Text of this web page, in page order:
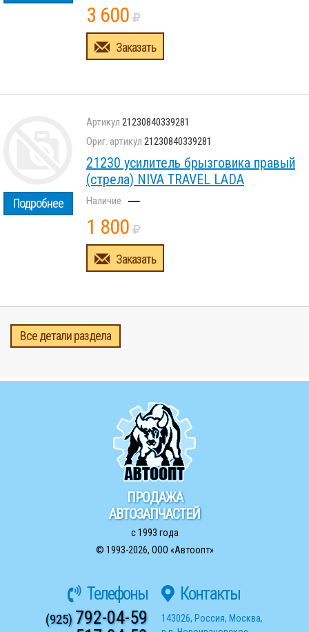
3 600
Заказать
Подробнее
21230840339281
21230840339281
21230 усилитель брызговика правый
(стрела) NIVA TRAVEL LADA
–
1 800
Заказать
Все детали раздела
ПРОДАЖА
АВТОЗАПЧАСТЕЙ
с 1993 года
© 1993-2026, ООО «Автоопт»
Телефоны
(925)792-04-59
Контакты
143026, Россия, Москва,